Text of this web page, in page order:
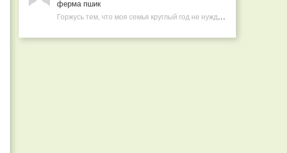
ферма пшик
Горжусь тем, что моя семья круглый год не нуждается в покупных витаминах